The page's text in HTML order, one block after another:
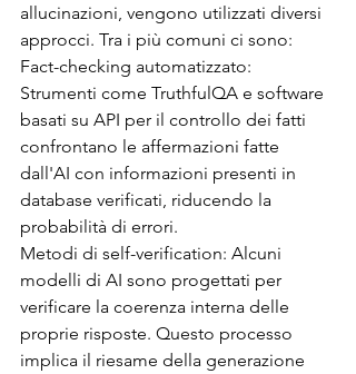
allucinazioni, vengono utilizzati diversi
approcci. Tra i più comuni ci sono:
Fact-checking automatizzato:
Strumenti come TruthfulQA e software
basati su API per il controllo dei fatti
confrontano le affermazioni fatte
dall'AI con informazioni presenti in
database verificati, riducendo la
probabilità di errori.
Metodi di self-verification: Alcuni
modelli di AI sono progettati per
verificare la coerenza interna delle
proprie risposte. Questo processo
implica il riesame della generazione